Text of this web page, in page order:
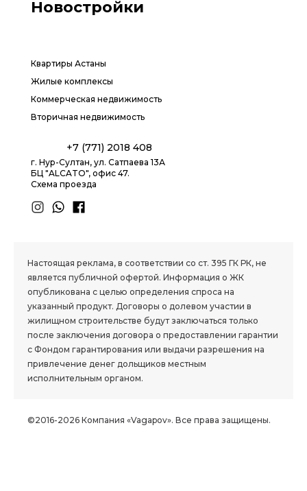
Новостройки
Квартиры Астаны
Жилые комплексы
Коммерческая недвижимость
Вторичная недвижимость
+7 (771) 2018 408
г. Нур-Султан, ул. Сатпаева 13А
БЦ "ALCATO", офис 47.
Схема проезда
Настоящая реклама, в соответствии со ст. 395 ГК РК, не
является публичной офертой. Информация о ЖК
опубликована с целью определения спроса на
указанный продукт. Договоры о долевом участии в
жилищном строительстве будут заключаться только
после заключения договора о предоставлении гарантии
с Фондом гарантирования или выдачи разрешения на
привлечение денег дольщиков местным
исполнительным органом.
©2016-2026 Компания «Vagapov». Все права защищены.